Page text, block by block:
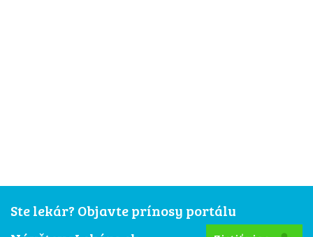
Ste lekár? Objavte prínosy portálu